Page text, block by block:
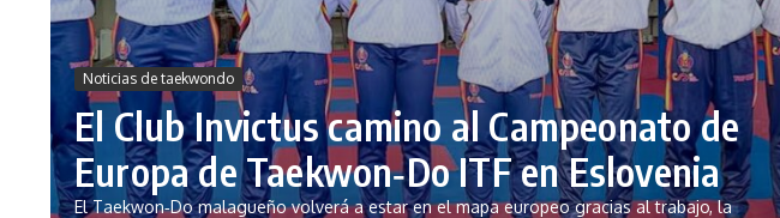
Noticias de taekwondo
El Club Invictus camino al Campeonato de
Europa de Taekwon‑Do ITF en Eslovenia
El Taekwon‑Do malagueño volverá a estar en el mapa europeo gracias al trabajo, la